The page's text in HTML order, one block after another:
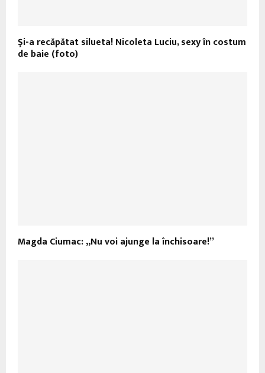
Şi-a recăpătat silueta! Nicoleta Luciu, sexy în costum
de baie (foto)
Magda Ciumac: „Nu voi ajunge la închisoare!”